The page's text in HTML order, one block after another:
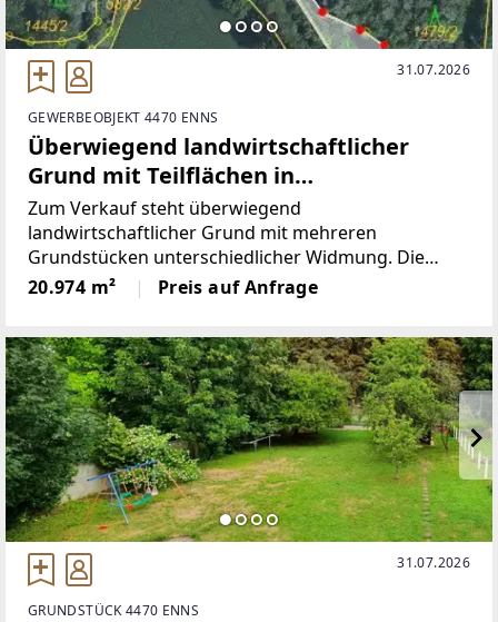
31.07.2026
GEWERBEOBJEKT 4470 ENNS
Überwiegend landwirtschaftlicher
Grund mit Teilflächen in
unterschiedlicher Widmung in der
Ennser Kronau
Zum Verkauf steht überwiegend
landwirtschaftlicher Grund mit mehreren
Grundstücken unterschiedlicher Widmung. Die
Flächen umfassen Wald, Acker-,
Wiesen-/Weidebereiche sowie eine ausgewiesene
20.974 m² Preis auf Anfrage
31.07.2026
GRUNDSTÜCK 4470 ENNS